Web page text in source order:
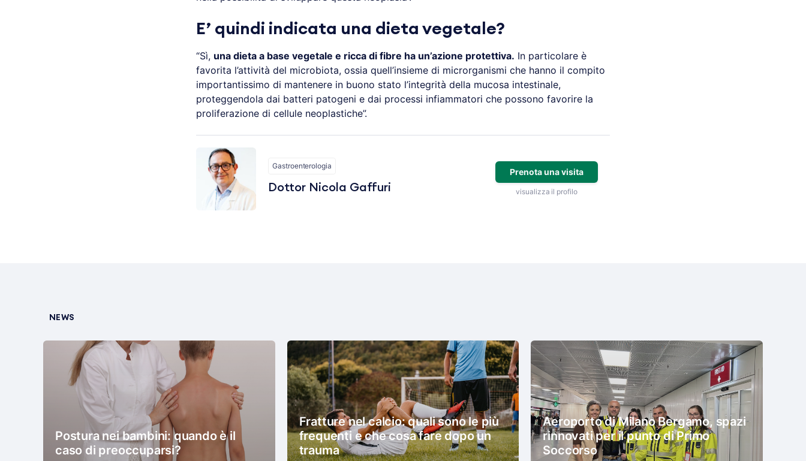
E’ quindi indicata una dieta vegetale?
“Sì, una dieta a base vegetale e ricca di fibre ha un’azione protettiva. In particolare è
favorita l’attività del microbiota, ossia quell’insieme di microrganismi che hanno il compito
importantissimo di mantenere in buono stato l’integrità della mucosa intestinale,
proteggendola dai batteri patogeni e dai processi infiammatori che possono favorire la
proliferazione di cellule neoplastiche”.
Gastroenterologia
Dottor Nicola Gaffuri
Prenota una visita
visualizza il profilo
NEWS
Postura nei bambini: quando è il
caso di preoccuparsi?
Fratture nel calcio: quali sono le più
frequenti e che cosa fare dopo un
trauma
Aeroporto di Milano Bergamo, spazi
rinnovati per il punto di Primo
Soccorso